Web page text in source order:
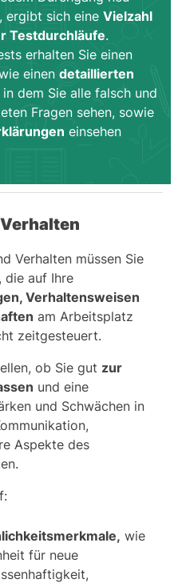
können
Annahmen
ergibt sich eine Vielzahl
Testdurchläufe.
erhalten Sie einen
einen detaillierten
in dem Sie alle falsch und
Fragen sehen, sowie
einsehen
Verhalten müssen Sie
die auf Ihre
Verhaltensweisen
am Arbeitsplatz
zeitgesteuert.
ob Sie gut zur
und eine
und Schwächen in
Aspekte des
wie
für neue